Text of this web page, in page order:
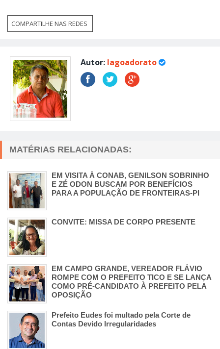
COMPARTILHE NAS REDES
Autor: lagoadorato
MATÉRIAS RELACIONADAS:
EM VISITA À CONAB, GENILSON SOBRINHO
E ZÉ ODON BUSCAM POR BENEFÍCIOS
PARA A POPULAÇÃO DE FRONTEIRAS-PI
CONVITE: MISSA DE CORPO PRESENTE
EM CAMPO GRANDE, VEREADOR FLÁVIO
ROMPE COM O PREFEITO TICO E SE LANÇA
COMO PRÉ-CANDIDATO À PREFEITO PELA
OPOSIÇÃO
Prefeito Eudes foi multado pela Corte de
Contas Devido Irregularidades